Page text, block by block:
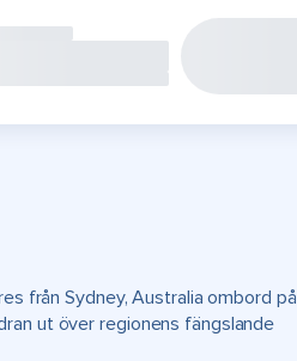
från Sydney, Australia ombord på
ut över regionens fängslande